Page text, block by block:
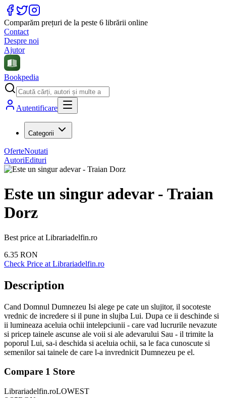
Comparăm prețuri de la peste 6 librării online
Contact
Despre noi
Ajutor
Bookpedia
Autentificare
Categorii
OferteNoutati
AutoriEdituri
Este un singur adevar - Traian
Dorz
Best price at Librariadelfin.ro
6.35 RON
Check Price at Librariadelfin.ro
Description
Cand Domnul Dumnezeu Isi alege pe cate un slujitor, il socoteste
vrednic de incredere si il pune in slujba Lui. Dupa ce ii deschinde si
ii lumineaza aceluia ochii intelepciunii - care vad lucrurile nevazute
si pricep tainele ascunse ale voii si ale adevarului Sau - il trimite la
poporul Lui, sa-i deschida si aceluia ochii, sa le faca cunoscute si
semenilor sai tainele de care l-a invrednicit Dumnezeu pe el.
Compare 1 Store
Librariadelfin.roLOWEST